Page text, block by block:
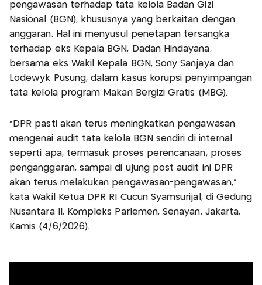
pengawasan terhadap tata kelola Badan Gizi
Nasional (BGN), khususnya yang berkaitan dengan
anggaran. Hal ini menyusul penetapan tersangka
terhadap eks Kepala BGN, Dadan Hindayana,
bersama eks Wakil Kepala BGN, Sony Sanjaya dan
Lodewyk Pusung, dalam kasus korupsi penyimpangan
tata kelola program Makan Bergizi Gratis (MBG).
"DPR pasti akan terus meningkatkan pengawasan
mengenai audit tata kelola BGN sendiri di internal
seperti apa, termasuk proses perencanaan, proses
penganggaran, sampai di ujung post audit ini DPR
akan terus melakukan pengawasan-pengawasan,"
kata Wakil Ketua DPR RI Cucun Syamsurijal, di Gedung
Nusantara II, Kompleks Parlemen, Senayan, Jakarta,
Kamis (4/6/2026).